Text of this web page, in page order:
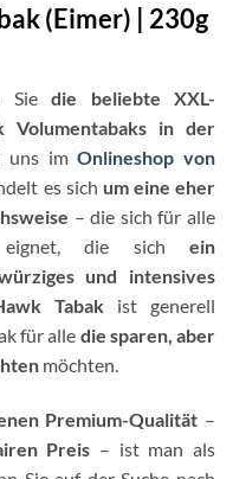
(Eimer) | 230g
Siedie beliebte XXL-
Volumentabaks in der
uns imOnlineshop von
es sich um eine eher
– die sich für alle
eignet, die sich ein
und intensives
Tabak ist generell
für alle die sparen, aber
möchten.
Premium-Qualität –
Preis – ist man als